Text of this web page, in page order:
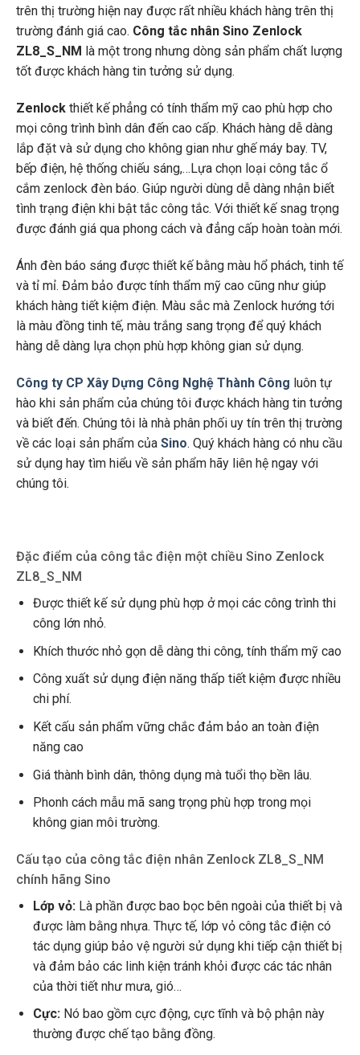
trên thị trường hiện nay được rất nhiều khách hàng trên thị
trường đánh giá cao. Công tắc nhân Sino Zenlock
ZL8_S_NM là một trong nhưng dòng sản phẩm chất lượng
tốt được khách hàng tin tưởng sử dụng.
Zenlockthiết kế phẳng có tính thẩm mỹ cao phù hợp cho
mọi công trình bình dân đến cao cấp. Khách hàng dễ dàng
lắp đặt và sử dụng cho không gian như ghế máy bay. TV,
bếp điện, hệ thống chiếu sáng,…Lựa chọn loại công tắc ổ
cắm zenlock đèn báo. Giúp người dùng dễ dàng nhận biết
tình trạng điện khi bật tắc công tắc. Với thiết kế snag trọng
được đánh giá qua phong cách và đẳng cấp hoàn toàn mới.
Ánh đèn báo sáng được thiết kế bằng màu hổ phách, tinh tế
và tỉ mỉ. Đảm bảo được tính thẩm mỹ cao cũng như giúp
khách hàng tiết kiệm điện. Màu sắc mà Zenlock hướng tới
là màu đồng tinh tế, màu trắng sang trọng để quý khách
hàng dễ dàng lựa chọn phù hợp không gian sử dụng.
Công ty CP Xây Dựng Công Nghệ Thành Công luôn tự
hào khi sản phẩm của chúng tôi được khách hàng tin tưởng
và biết đến. Chúng tôi là nhà phân phối uy tín trên thị trường
về các loại sản phẩm của Sino. Quý khách hàng có nhu cầu
sử dụng hay tìm hiểu về sản phẩm hãy liên hệ ngay với
chúng tôi.
Đặc điểm của công tắc điện một chiều Sino Zenlock
ZL8_S_NM
Được thiết kế sử dụng phù hợp ở mọi các công trình thi
công lớn nhỏ.
Khích thước nhỏ gọn dễ dàng thi công, tính thẩm mỹ cao
Công xuất sử dụng điện năng thấp tiết kiệm được nhiều
chi phí.
Kết cấu sản phẩm vững chắc đảm bảo an toàn điện
năng cao
Giá thành bình dân, thông dụng mà tuổi thọ bền lâu.
Phonh cách mẫu mã sang trọng phù hợp trong mọi
không gian môi trường.
Cấu tạo của công tắc điện nhân Zenlock ZL8_S_NM
chính hãng Sino
Lớp vỏ:Là phần được bao bọc bên ngoài của thiết bị và
được làm bằng nhựa. Thực tế, lớp vỏ công tắc điện có
tác dụng giúp bảo vệ người sử dụng khi tiếp cận thiết bị
và đảm bảo các linh kiện tránh khỏi được các tác nhân
của thời tiết như mưa, gió…
Cực:Nó bao gồm cực động, cực tĩnh và bộ phận này
thường được chế tạo bằng đồng.